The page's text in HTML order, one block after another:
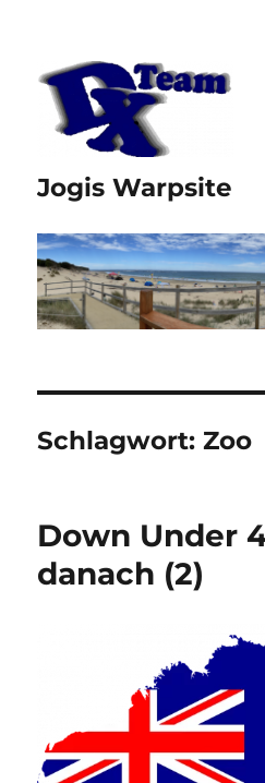
Jogis Warpsite
Schlagwort:Zoo
Down Under
danach (2)